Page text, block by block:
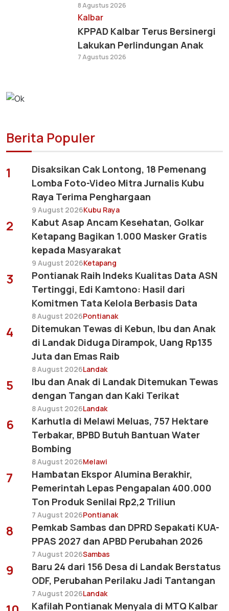
8 Agustus 2026
Kalbar
KPPAD Kalbar Terus Bersinergi
Lakukan Perlindungan Anak
7 Agustus 2026
Berita Populer
1
Disaksikan Cak Lontong, 18 Pemenang
Lomba Foto-Video Mitra Jurnalis Kubu
Raya Terima Penghargaan
9 August 2026Kubu Raya
2
Kabut Asap Ancam Kesehatan, Golkar
Ketapang Bagikan 1.000 Masker Gratis
kepada Masyarakat
9 August 2026Ketapang
3
Pontianak Raih Indeks Kualitas Data ASN
Tertinggi, Edi Kamtono: Hasil dari
Komitmen Tata Kelola Berbasis Data
8 August 2026Pontianak
4
Ditemukan Tewas di Kebun, Ibu dan Anak
di Landak Diduga Dirampok, Uang Rp135
Juta dan Emas Raib
8 August 2026Landak
5
Ibu dan Anak di Landak Ditemukan Tewas
dengan Tangan dan Kaki Terikat
8 August 2026Landak
6
Karhutla di Melawi Meluas, 757 Hektare
Terbakar, BPBD Butuh Bantuan Water
Bombing
8 August 2026Melawi
7
Hambatan Ekspor Alumina Berakhir,
Pemerintah Lepas Pengapalan 400.000
Ton Produk Senilai Rp2,2 Triliun
7 August 2026Pontianak
8
Pemkab Sambas dan DPRD Sepakati KUA-
PPAS 2027 dan APBD Perubahan 2026
7 August 2026Sambas
9
Baru 24 dari 156 Desa di Landak Berstatus
ODF, Perubahan Perilaku Jadi Tantangan
7 August 2026Landak
Kafilah Pontianak Menyala di MTQ Kalbar